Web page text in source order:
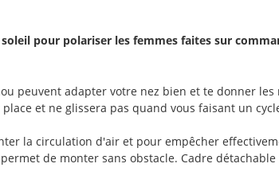
pour polariser les femmes faites sur
peuvent adapter votre nez bien et te donner
et ne glissera pas quand vous faisant un
la circulation d'air et pour empêcher
de monter sans obstacle. Cadre